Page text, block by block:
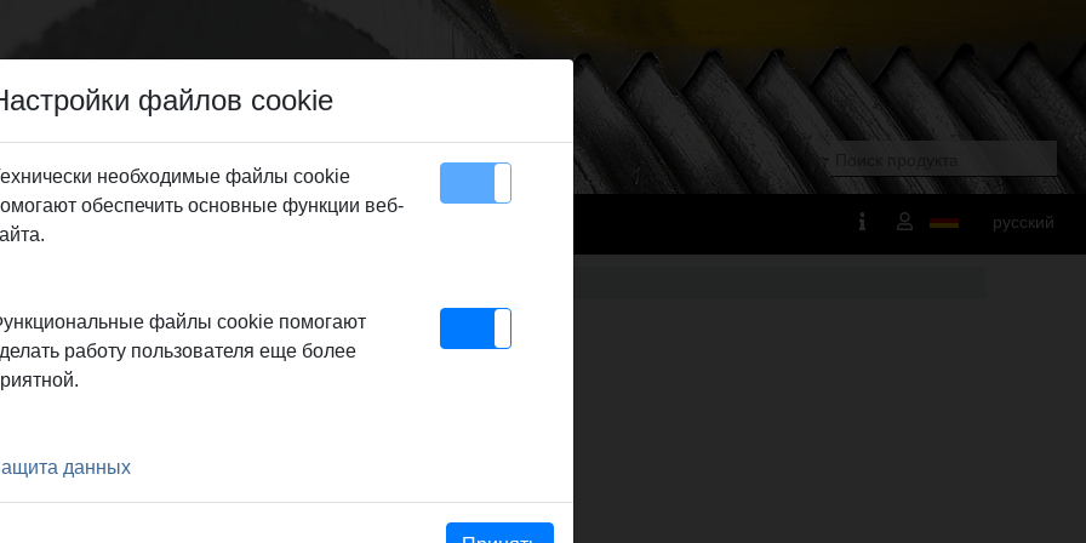
Карта сайта русский
воздуха
ОСУШИТЕЛЮ ВОЗДУХА
файлов cookie
необходимые файлы cookie
обеспечить основные функции веб-
файлы cookie помогают
работу пользователя еще более
данных